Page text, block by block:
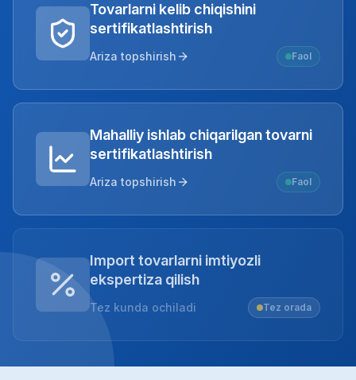
Tovarlarni kelib chiqishini
sertifikatlashtirish
Ariza topshirish Faol
Mahalliy ishlab chiqarilgan tovarni
sertifikatlashtirish
Ariza topshirish Faol
Import tovarlarni imtiyozli
ekspertiza qilish
Tez kunda ochiladi Tez orada